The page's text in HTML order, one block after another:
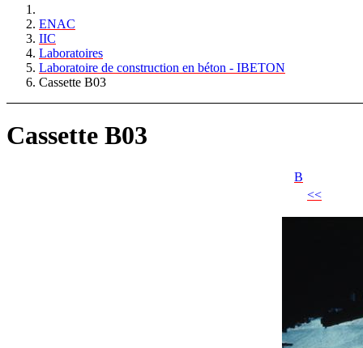
ENAC
IIC
Laboratoires
Laboratoire de construction en béton - IBETON
Cassette B03
Cassette B03
B
<<